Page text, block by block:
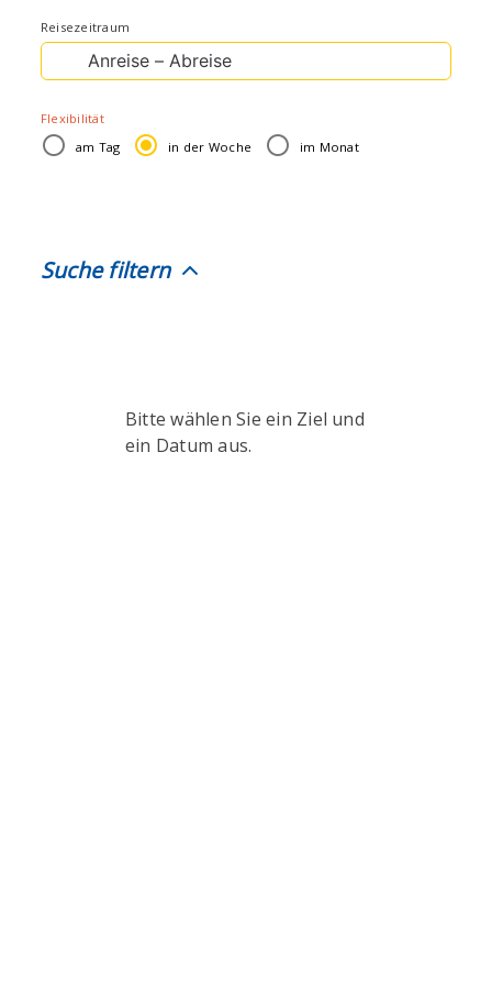
Suche
Reisezeitraum
Flexibilität
am Tag
in der Woche im Monat
Suche filtern
Bitte wählen Sie ein Ziel und
ein Datum aus.